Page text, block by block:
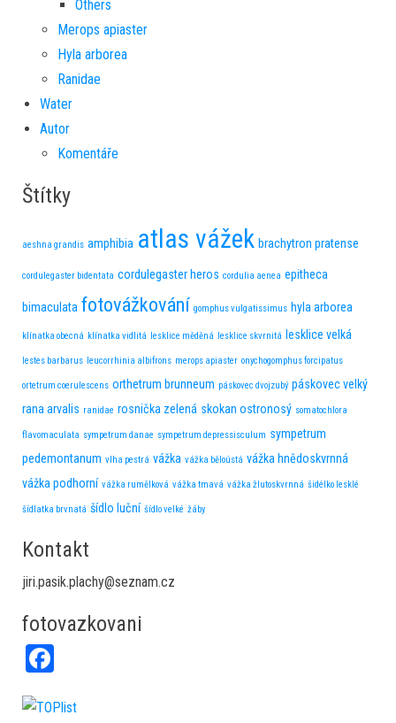
Others
Merops apiaster
Hyla arborea
Ranidae
Water
Autor
Komentáře
Štítky
aeshna grandis amphibia atlas vážek brachytron pratense
cordulegaster bidentata cordulegaster heros cordulia aenea epitheca
bimaculata fotovážkování gomphus vulgatissimus hyla arborea
klínatka obecná klínatka vidlitá lesklice měděná lesklice skvrnitá lesklice velká
lestes barbarus leucorrhinia albifrons merops apiaster onychogomphus forcipatus
ortetrum coerulescens orthetrum brunneum páskovec dvojzubý páskovec velký
rana arvalis ranidae rosnička zelená skokan ostronosý somatochlora
flavomaculata sympetrum danae sympetrum depressisculum sympetrum
pedemontanum vlha pestrá vážka vážka běloústá vážka hnědoskvrnná
vážka podhorní vážka rumělková vážka tmavá vážka žlutoskvrnná šidélko lesklé
šídlatka brvnatá šídlo luční šídlo velké žáby
Kontakt
jiri.pasik.plachy@seznam.cz
fotovazkovani
bo